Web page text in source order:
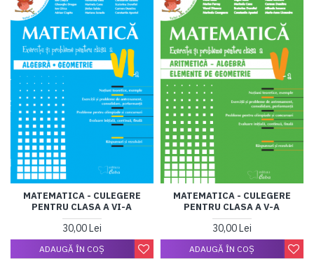
MATEMATICA - CULEGERE
PENTRU CLASA A VI-A
30,00 Lei
ADAUGĂ ÎN COŞ
MATEMATICA - CULEGERE
PENTRU CLASA A V-A
30,00 Lei
ADAUGĂ ÎN COŞ